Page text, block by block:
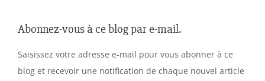
Abonnez-vous à ce blog par e-mail.
Saisissez votre adresse e-mail pour vous abonner à ce
blog et recevoir une notification de chaque nouvel article